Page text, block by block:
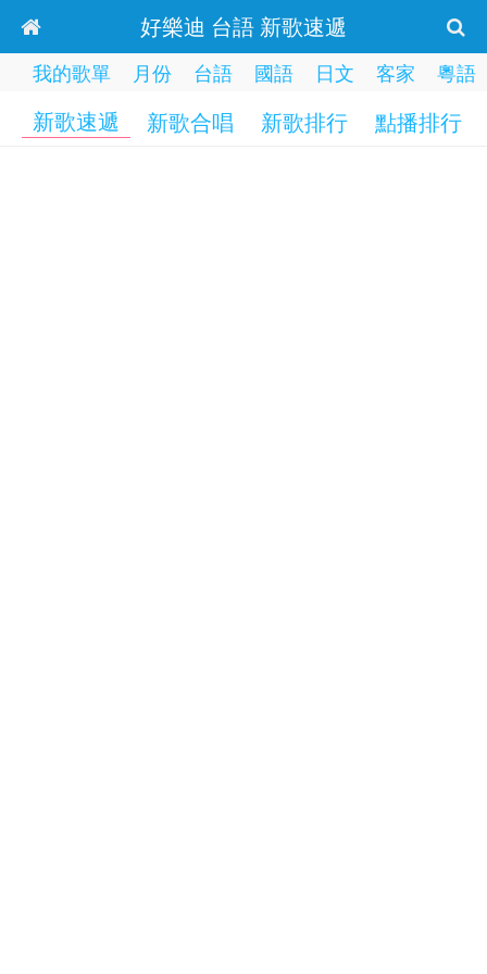
好樂迪 台語 新歌速遞
我的歌單 月份 台語 國語 日文 客家 粵語
新歌速遞 新歌合唱 新歌排行 點播排行